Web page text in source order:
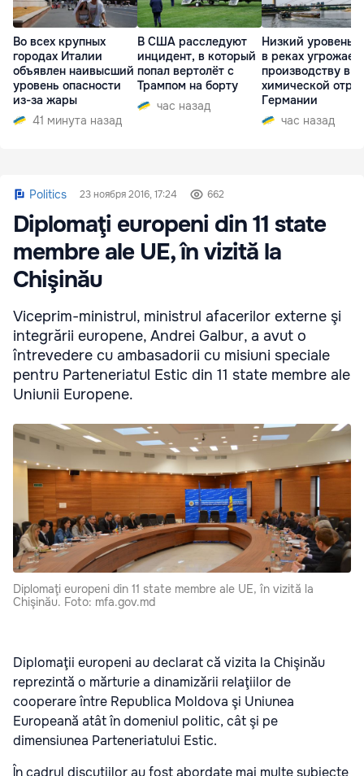
Во всех крупных
городах Италии
объявлен наивысший
уровень опасности
из-за жары
41 минута назад
В США расследуют
инцидент, в который
попал вертолёт с
Трампом на борту
час назад
Низкий уровень
в реках угрожает
производству в
химической
Германии
час назад
Politics 23 ноября 2016, 17:24 662
Diplomaţi europeni din 11 state
membre ale UE, în vizită la
Chişinău
Viceprim-ministrul, ministrul afacerilor externe şi
integrării europene, Andrei Galbur, a avut o
întrevedere cu ambasadorii cu misiuni speciale
pentru Parteneriatul Estic din 11 state membre ale
Uniunii Europene.
Diplomaţi europeni din 11 state membre ale UE, în vizită la
Chişinău. Foto: mfa.gov.md
Diplomaţii europeni au declarat că vizita la Chişinău
reprezintă o mărturie a dinamizării relaţiilor de
cooperare între Republica Moldova şi Uniunea
Europeană atât în domeniul politic, cât şi pe
dimensiunea Parteneriatului Estic.